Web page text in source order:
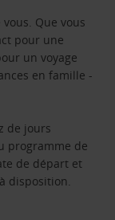
Que vous
pour une
un voyage
en famille -
de jours
programme de
de départ et
disposition.